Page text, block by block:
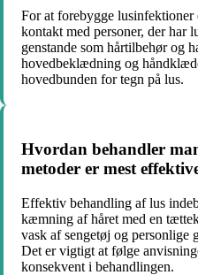
For at forebygge
kontakt med personer, der har
genstande som hårtilbehør og
hovedbeklædning og
hovedbunden for tegn på lus.
Hvordan behandler
metoder er mest
Effektiv behandling af lus
kæmning af håret med en
vask af sengetøj og personlige
Det er vigtigt at følge
konsekvent i behandlingen.